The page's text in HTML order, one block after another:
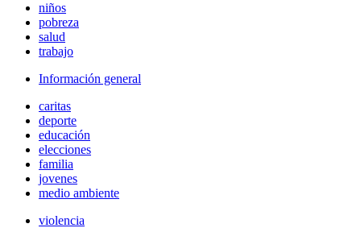
niños
pobreza
salud
trabajo
Información general
caritas
deporte
educación
elecciones
familia
jovenes
medio ambiente
violencia